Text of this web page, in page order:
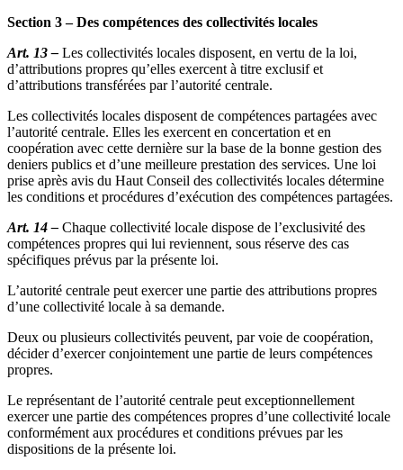
Section 3 – Des compétences des collectivités locales
Art. 13 – Les collectivités locales disposent, en vertu de la loi,
d’attributions propres qu’elles exercent à titre exclusif et
d’attributions transférées par l’autorité centrale.
Les collectivités locales disposent de compétences partagées avec
l’autorité centrale. Elles les exercent en concertation et en
coopération avec cette dernière sur la base de la bonne gestion des
deniers publics et d’une meilleure prestation des services. Une loi
prise après avis du Haut Conseil des collectivités locales détermine
les conditions et procédures d’exécution des compétences partagées.
Art. 14 – Chaque collectivité locale dispose de l’exclusivité des
compétences propres qui lui reviennent, sous réserve des cas
spécifiques prévus par la présente loi.
L’autorité centrale peut exercer une partie des attributions propres
d’une collectivité locale à sa demande.
Deux ou plusieurs collectivités peuvent, par voie de coopération,
décider d’exercer conjointement une partie de leurs compétences
propres.
Le représentant de l’autorité centrale peut exceptionnellement
exercer une partie des compétences propres d’une collectivité locale
conformément aux procédures et conditions prévues par les
dispositions de la présente loi.